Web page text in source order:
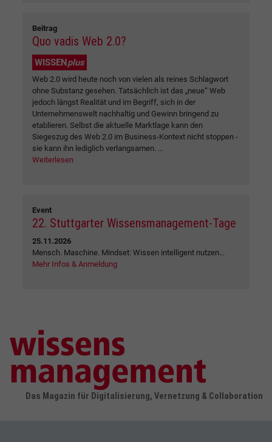
Beitrag
Quo vadis Web 2.0?
WISSENplus
Web 2.0 wird heute noch von vielen als reines Schlagwort
ohne Substanz gesehen. Tatsächlich ist das „neue“ Web
jedoch längst Realität und im Begriff, sich in der
Unternehmenswelt nachhaltig und Gewinn bringend zu
etablieren. Selbst die aktuelle Marktlage kann den
Siegeszug des Web 2.0 im Business-Kontext nicht stoppen -
sie kann ihn lediglich verlangsamen. ...
Weiterlesen
Event
22. Stuttgarter Wissensmanagement-Tage
25.11.2026
Mensch. Maschine. Mindset: Wissen intelligent nutzen...
Mehr Infos & Anmeldung
Das Magazin für Digitalisierung, Vernetzung & Collaboration